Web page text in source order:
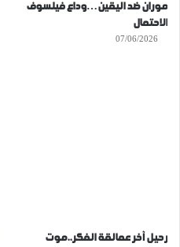
موران ضد اليقين…وداع فيلسوف
الاحتمال
07/06/2026
رحيل آخر عمالقة الفكر..موت